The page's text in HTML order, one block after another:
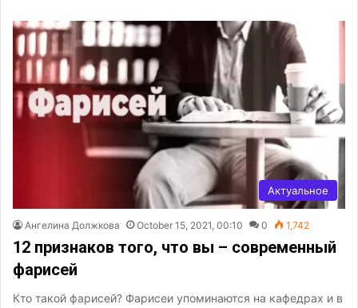
Актуальное
Ангелина Должкова October 15, 2021, 00:10 0 1,742
12 признаков того, что вы – современный
фарисей
Кто такой фарисей? Фарисеи упоминаются на кафедрах и в